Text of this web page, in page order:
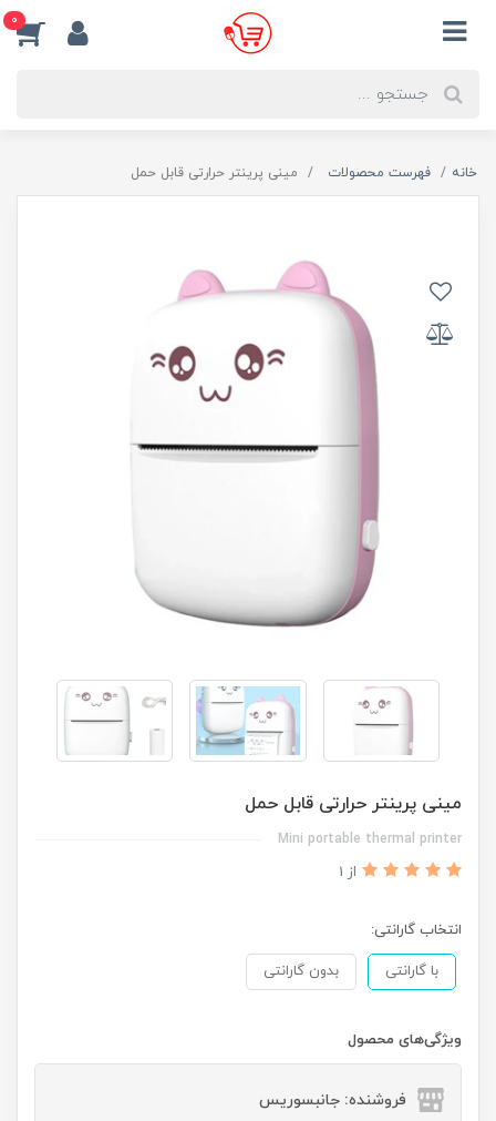
0
خانه فهرست محصولات مینی پرینتر حرارتی قابل حمل
مینی پرینتر حرارتی قابل حمل
Mini portable thermal printer
از 1
انتخاب گارانتی:
با گارانتی بدون گارانتی
ویژگی‌های محصول
فروشنده: جانبسوریس